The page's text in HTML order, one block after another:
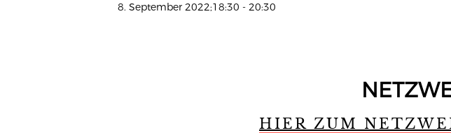
8. September 2022;18:30 - 20:30
HIER ZUM